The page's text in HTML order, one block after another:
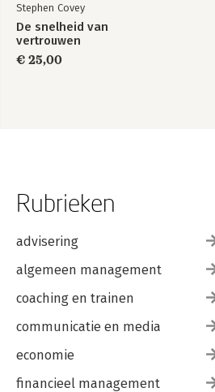
Stephen Covey
De snelheid van
vertrouwen
€ 25,00
Rubrieken
advisering
algemeen management
coaching en trainen
communicatie en media
economie
financieel management